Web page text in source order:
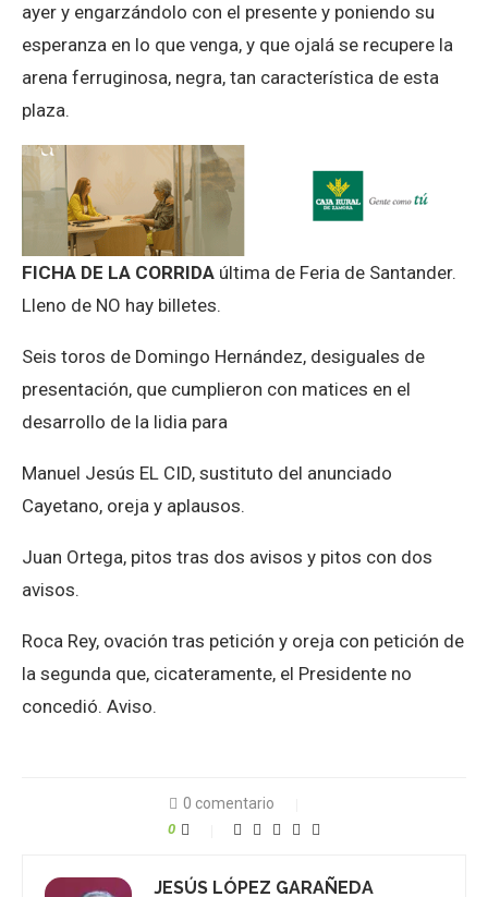
ayer y engarzándolo con el presente y poniendo su
esperanza en lo que venga, y que ojalá se recupere la
arena ferruginosa, negra, tan característica de esta
plaza.
FICHA DE LA CORRIDA última de Feria de Santander.
Lleno de NO hay billetes.
Seis toros de Domingo Hernández, desiguales de
presentación, que cumplieron con matices en el
desarrollo de la lidia para
Manuel Jesús EL CID, sustituto del anunciado
Cayetano, oreja y aplausos.
Juan Ortega, pitos tras dos avisos y pitos con dos
avisos.
Roca Rey, ovación tras petición y oreja con petición de
la segunda que, cicateramente, el Presidente no
concedió. Aviso.
0 comentario
0
JESÚS LÓPEZ GARAÑEDA